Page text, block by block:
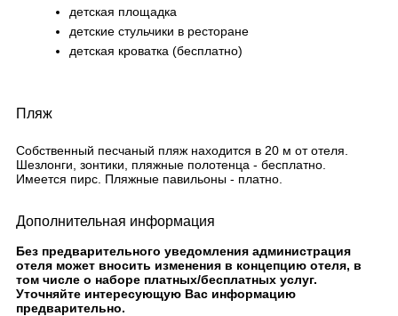
детская площадка
детские стульчики в ресторане
детская кроватка (бесплатно)
Пляж
Собственный песчаный пляж находится в 20 м от отеля.
Шезлонги, зонтики, пляжные полотенца - бесплатно.
Имеется пирс. Пляжные павильоны - платно.
Дополнительная информация
Без предварительного уведомления администрация
отеля может вносить изменения в концепцию отеля, в
том числе о наборе платных/бесплатных услуг.
Уточняйте интересующую Вас информацию
предварительно.